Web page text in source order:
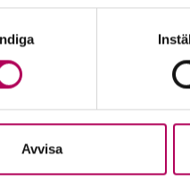
Avvisa
hela världen har
riskerna för
större behov av
Så, vad ska ett
produkter och
produktkategorier
och Belarus, med